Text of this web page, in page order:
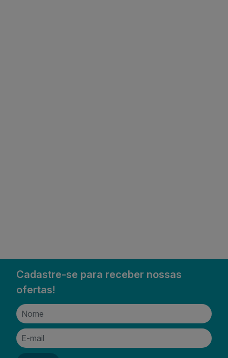
Cadastre-se para receber nossas
ofertas!